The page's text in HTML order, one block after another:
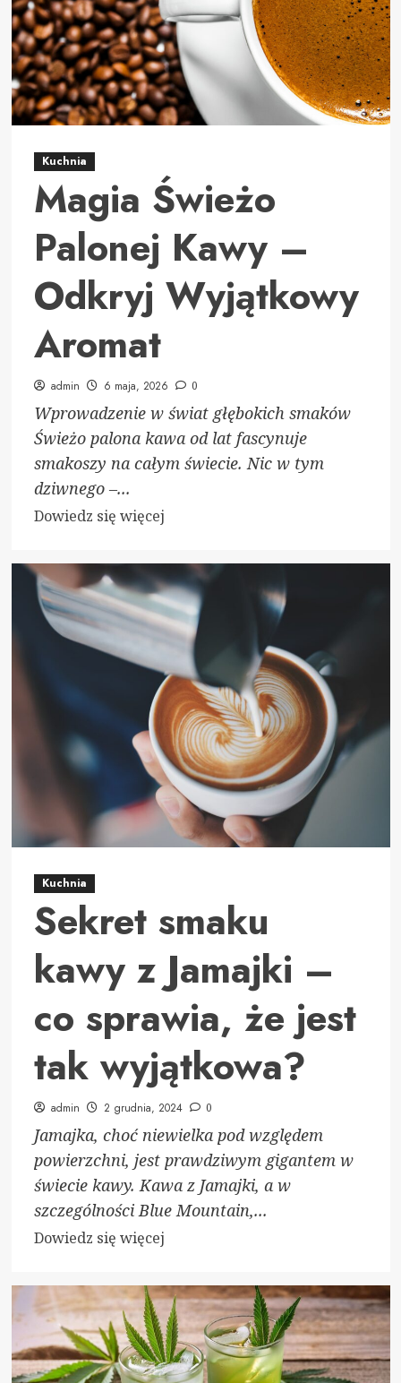
Kuchnia
Magia Świeżo
Palonej Kawy –
Odkryj Wyjątkowy
Aromat
admin 6 maja, 2026 0
Wprowadzenie w świat głębokich smaków
Świeżo palona kawa od lat fascynuje
smakoszy na całym świecie. Nic w tym
dziwnego –...
Dowiedz się więcejDowiedz
więcej
o
Magia
Świeżo
Palonej
Kawy
–
Odkryj
Wyjątkowy
Aromat
Kuchnia
Sekret smaku
kawy z Jamajki –
co sprawia, że jest
tak wyjątkowa?
admin 2 grudnia, 2024 0
Jamajka, choć niewielka pod względem
powierzchni, jest prawdziwym gigantem w
świecie kawy. Kawa z Jamajki, a w
szczególności Blue Mountain,...
Dowiedz się więcejDowiedz
więcej
o
Sekret
smaku
kawy